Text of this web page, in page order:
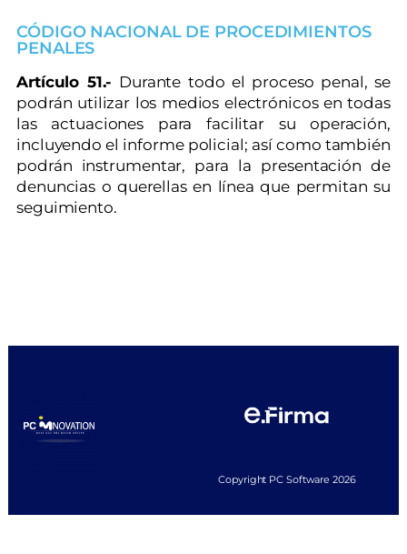
CÓDIGO NACIONAL DE PROCEDIMIENTOS
PENALES
Artículo 51.- Durante todo el proceso penal, se
podrán utilizar los medios electrónicos en todas
las actuaciones para facilitar su operación,
incluyendo el informe policial; así como también
podrán instrumentar, para la presentación de
denuncias o querellas en línea que permitan su
seguimiento.
Copyright PC Software 2026